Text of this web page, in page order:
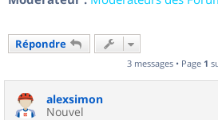
Répondre
3 messages • Page 1
alexsimon
Nouvel